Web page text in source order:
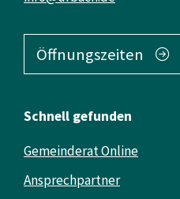
Öffnungszeiten
Schnell gefunden
Gemeinderat Online
Ansprechpartner